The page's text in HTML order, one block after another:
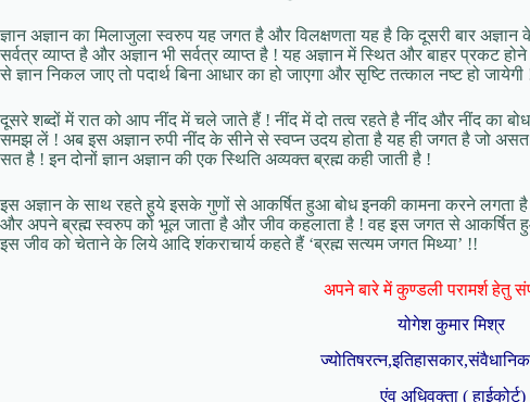
ज्ञान अज्ञान का मिलाजुला स्वरुप यह जगत है और विलक्षणता यह है कि दूसरी बार
सर्वत्र व्याप्त है और अज्ञान भी सर्वत्र व्याप्त है ! यह अज्ञान में स्थित और बाहर प्रकट
से ज्ञान निकल जाए तो पदार्थ बिना आधार का हो जाएगा और सृष्टि तत्काल नष्ट हो जायेगी
दूसरे शब्दों में रात को आप नींद में चले जाते हैं ! नींद में दो तत्व रहते है नींद और नींद का
समझ लें ! अब इस अज्ञान रुपी नींद के सीने से स्वप्न उदय होता है यह ही जगत है जो
सत है ! इन दोनों ज्ञान अज्ञान की एक स्थिति अव्यक्त ब्रह्म कही जाती है !
इस अज्ञान के साथ रहते हुये इसके गुणों से आकर्षित हुआ बोध इनकी कामना करने लगता
और अपने ब्रह्म स्वरुप को भूल जाता है और जीव कहलाता है ! वह इस जगत से आकर्षित
इस जीव को चेताने के लिये आदि शंकराचार्य कहते हैं ‘ब्रह्म सत्यम जगत मिथ्या’ !!
अपने बारे में कुण्डली परामर्श हेतु
योगेश कुमार मिश्र
एंव अधिवक्ता ( हाईकोर्ट)